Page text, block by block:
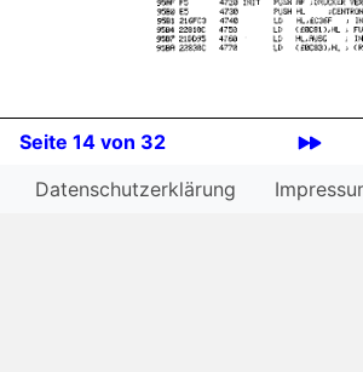
Seite 14 von 32
Datenschutzerklärung